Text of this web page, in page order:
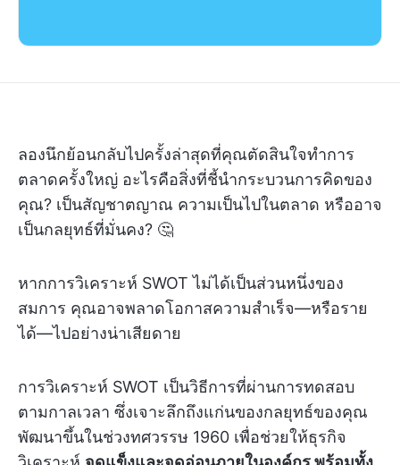
ลองนึกย้อนกลับไปครั้งล่าสุดที่คุณตัดสินใจทำการ
ตลาดครั้งใหญ่ อะไรคือสิ่งที่ชี้นำกระบวนการคิดของ
คุณ? เป็นสัญชาตญาณ ความเป็นไปในตลาด หรืออาจ
เป็นกลยุทธ์ที่มั่นคง? 🤔
หากการวิเคราะห์ SWOT ไม่ได้เป็นส่วนหนึ่งของ
สมการ คุณอาจพลาดโอกาสความสำเร็จ—หรือราย
ได้—ไปอย่างน่าเสียดาย
การวิเคราะห์ SWOT เป็นวิธีการที่ผ่านการทดสอบ
ตามกาลเวลา ซึ่งเจาะลึกถึงแก่นของกลยุทธ์ของคุณ
พัฒนาขึ้นในช่วงทศวรรษ 1960 เพื่อช่วยให้ธุรกิจ